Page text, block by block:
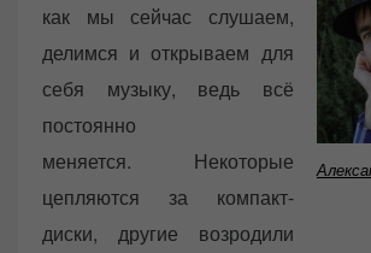
как мы сейчас слушаем,
делимся и открываем для
себя музыку, ведь всё
постоянно
меняется. Некоторые
цепляются за компакт-
диски, другие возродили